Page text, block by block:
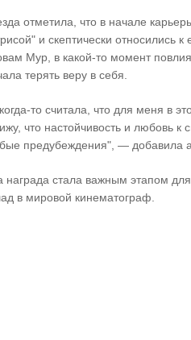
отметила, что в начале
и скептически относились
Мур, в какой-то момент
терять веру в себя.
то считала, что для меня в
что настойчивость и любовь
предубеждения", — добавила
награда стала важным этапом
в мировой кинематограф.